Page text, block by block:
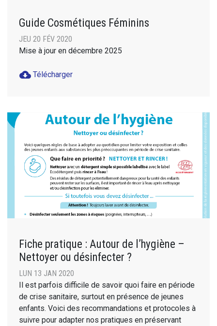
Guide Cosmétiques Féminins
JEU 20 FÉV 2020
Mise à jour en décembre 2025
cloud_download Télécharger
Fiche pratique : Autour de l’hygiène –
Nettoyer ou désinfecter ?
LUN 13 JAN 2020
Il est parfois difficile de savoir quoi faire en période
de crise sanitaire, surtout en présence de jeunes
enfants. Voici des recommandations et protocoles à
suivre pour adapter nos pratiques en préservant